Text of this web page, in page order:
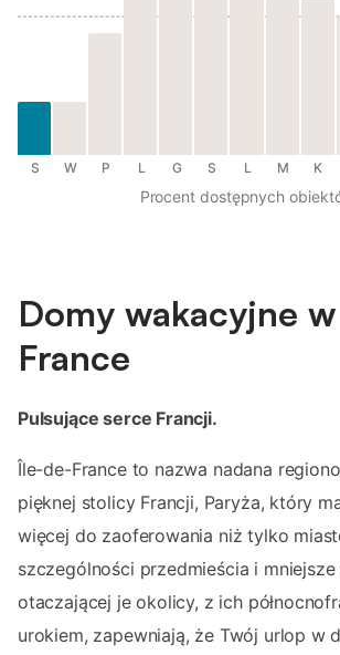
S W P L G S L M K
Procent dostępnych
Domy wakacyjne
France
Pulsujące serce Francji.
Île-de-France to nazwa nadana
pięknej stolicy Francji, Paryża, który
więcej do zaoferowania niż tylko
szczególności przedmieścia i
otaczającej je okolicy, z ich
urokiem, zapewniają, że Twój urlop w